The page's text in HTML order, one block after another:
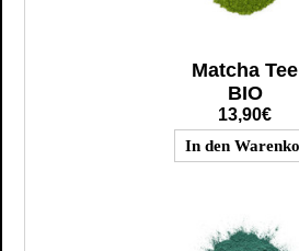
Matcha Tee
BIO
13,90€